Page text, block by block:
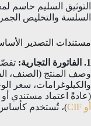
التوثيق السليم حاسم
السلسة والتخليص
مستندات التصدير
1. الفاتورة التجارية:
وصف المنتج (الصنف،
والكيلوغرامات، سعر
(عادةً اعتماد مستندي
أو CIF
)، تُستخدم كأساس